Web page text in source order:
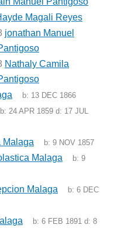
Magali Reyes
jonathan Manuel
Nathaly Camila
b: 13 DEC 1866
b:24 APR 1859 d: 17 JUL
Malaga b:9 NOV 1857
Malaga b:9
Malaga b:6 DEC
b:6 FEB 1891 d:8